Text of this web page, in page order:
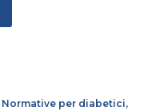
Normative per diabetici,